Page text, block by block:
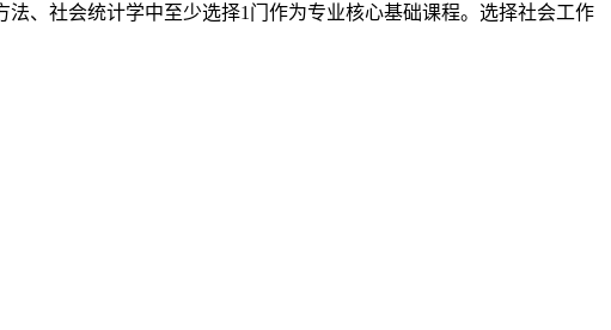
、社会统计学中至少选择1门作为专业核心基础课程。选择社会工作